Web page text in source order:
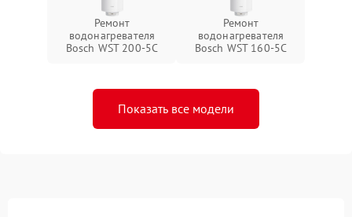
Ремонт
водонагревателя
Bosch WST 200-5C
Ремонт
водонагревателя
Bosch WST 160-5C
Показать все модели